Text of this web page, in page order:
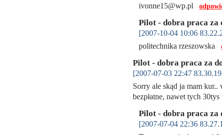
ivonne15@wp.pl
Pilot - dobra praca za
[2007-10-04 10:06
politechnika rzeszowska
Pilot - dobra praca za
[2007-07-03 22:47
Sorry ale skąd ja mam kur..
bezpłatne, nawet tych
Pilot - dobra praca za
[2007-07-04 22:36